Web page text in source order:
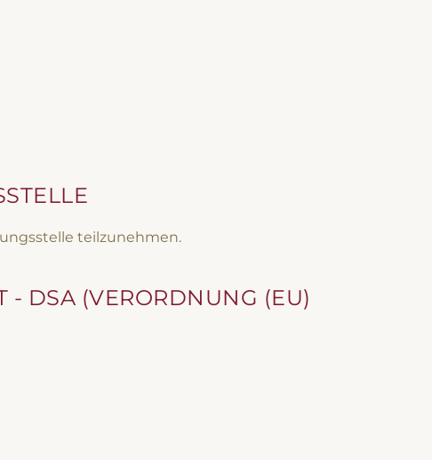
teilzunehmen.
- DSA (VERORDNUNG (EU)